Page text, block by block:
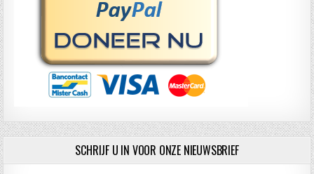
SCHRIJF U IN VOOR ONZE NIEUWSBRIEF